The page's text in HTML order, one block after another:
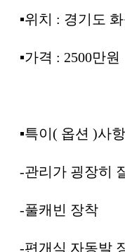
▪︎위치 : 경기도 화
▪︎가격 : 2500만원
▪︎특이( 옵션 )사
-관리가 굉장히
-풀캐빈 장착
-편개식 자동발